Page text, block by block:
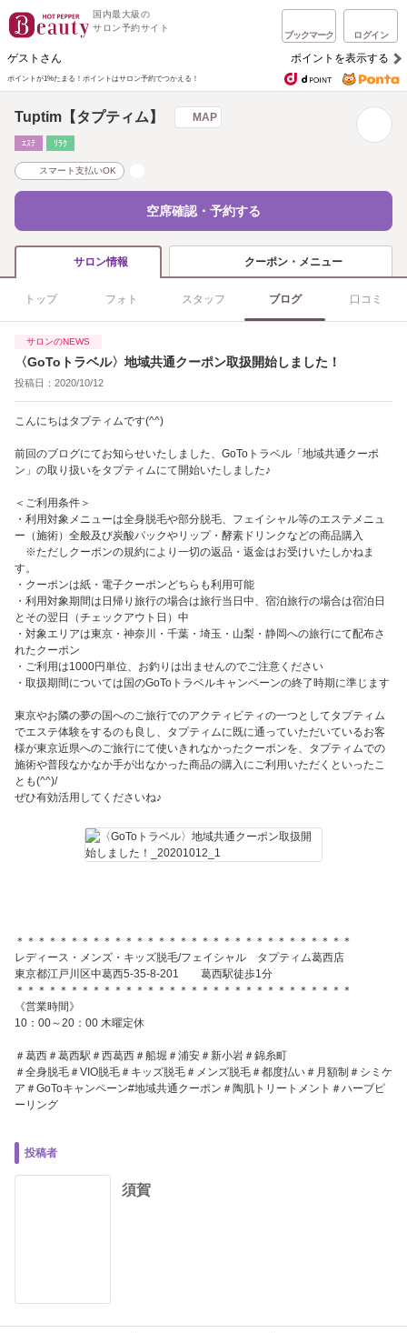
国内最大級の
サロン予約サイト
ブックマーク ログイン
ゲストさん ポイントを表示する
ポイントが1%たまる！ ポイントはサロン予約でつかえる！
Tuptim【タプティム】 MAP
ｴｽﾃ ﾘﾗｸ
スマート支払いOK
空席確認・予約する
サロン情報 クーポン・メニュー
トップ フォト スタッフ ブログ 口コミ
サロンのNEWS
〈GoToトラベル〉地域共通クーポン取扱開始しました！
投稿日：2020/10/12
こんにちはタプティムです(^^)
前回のブログにてお知らせいたしました、GoToトラベル「地域共通クーポ
ン」の取り扱いをタプティムにて開始いたしました♪
＜ご利用条件＞
・利用対象メニューは全身脱毛や部分脱毛、フェイシャル等のエステメニュ
ー（施術）全般及び炭酸パックやリップ・酵素ドリンクなどの商品購入
※ただしクーポンの規約により一切の返品・返金はお受けいたしかねま
す。
・クーポンは紙・電子クーポンどちらも利用可能
・利用対象期間は日帰り旅行の場合は旅行当日中、宿泊旅行の場合は宿泊日
とその翌日（チェックアウト日）中
・対象エリアは東京・神奈川・千葉・埼玉・山梨・静岡への旅行にて配布さ
れたクーポン
・ご利用は1000円単位、お釣りは出ませんのでご注意ください
・取扱期間については国のGoToトラベルキャンペーンの終了時期に準じます
東京やお隣の夢の国へのご旅行でのアクティビティの一つとしてタプティム
でエステ体験をするのも良し、タプティムに既に通っていただいているお客
様が東京近県へのご旅行にて使いきれなかったクーポンを、タプティムでの
施術や普段なかなか手が出なかった商品の購入にご利用いただくといったこ
とも(^^)/
ぜひ有効活用してくださいね♪
＊＊＊＊＊＊＊＊＊＊＊＊＊＊＊＊＊＊＊＊＊＊＊＊＊＊＊＊＊＊＊
レディース・メンズ・キッズ脱毛/フェイシャル タプティム葛西店
東京都江戸川区中葛西5-35-8-201 葛西駅徒歩1分
＊＊＊＊＊＊＊＊＊＊＊＊＊＊＊＊＊＊＊＊＊＊＊＊＊＊＊＊＊＊＊
《営業時間》
10：00～20：00 木曜定休
＃葛西＃葛西駅＃西葛西＃船堀＃浦安＃新小岩＃錦糸町
＃全身脱毛＃VIO脱毛＃キッズ脱毛＃メンズ脱毛＃都度払い＃月額制＃シミケ
ア＃GoToキャンペーン#地域共通クーポン＃陶肌トリートメント＃ハーブピ
ーリング
投稿者
須賀